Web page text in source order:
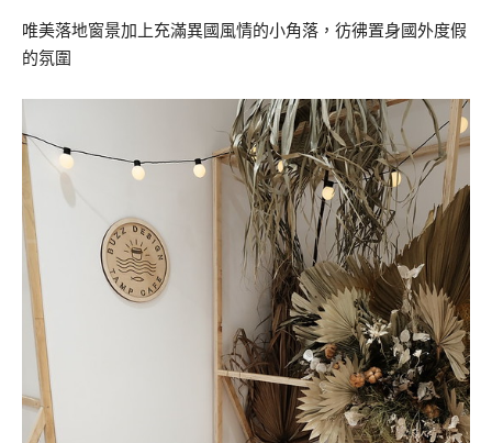
唯美落地窗景加上充滿異國風情的小角落，彷彿置身國外度假
的氛圍